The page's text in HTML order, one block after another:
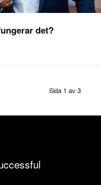
det?
Sida 1 av 3